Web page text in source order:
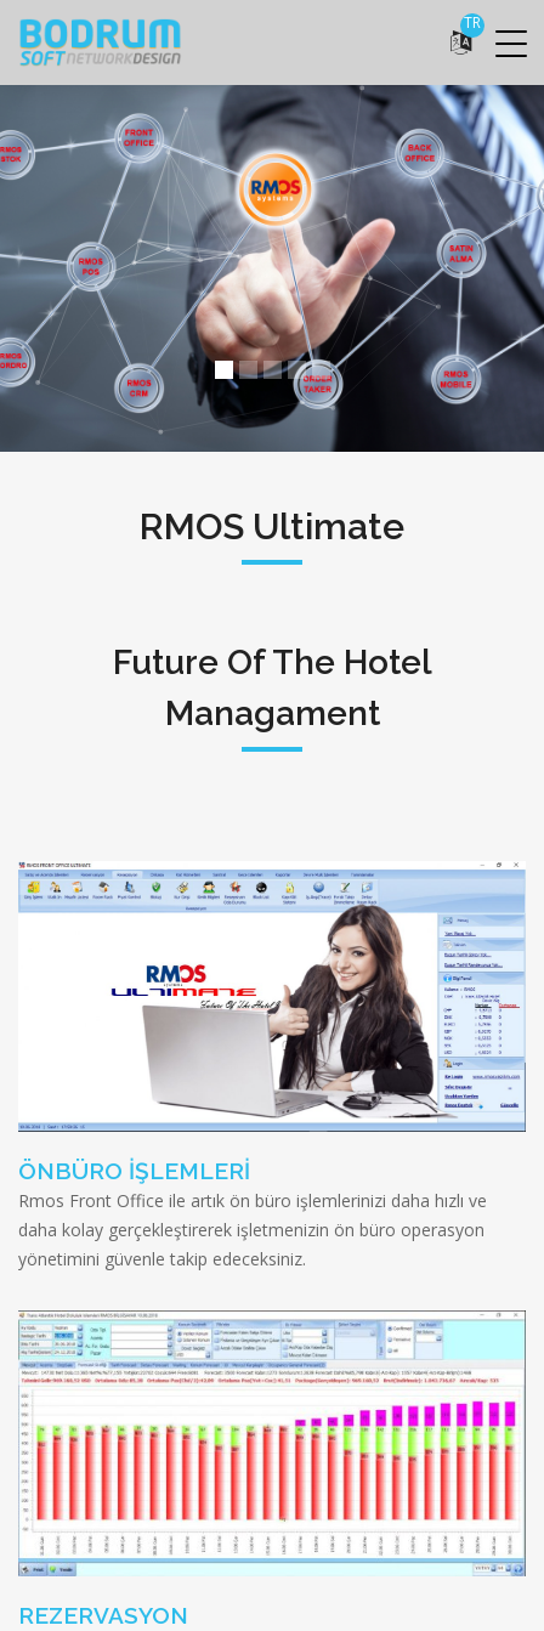
TR
RMOS Ultimate
Future Of The Hotel
Managament
ÖNBÜRO İŞLEMLERİ
Rmos Front Office ile artık ön büro işlemlerinizi daha hızlı ve
daha kolay gerçekleştirerek işletmenizin ön büro operasyon
yönetimini güvenle takip edeceksiniz.
REZERVASYON